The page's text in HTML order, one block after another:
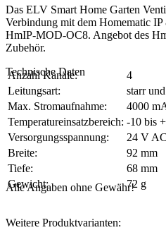
Das ELV Smart Home Garten
Verbindung mit dem Homematic
HmIP-MOD-OC8. Angebot des
Zubehör.
Technische Daten
Anzahl Kanäle:
4
Leitungsart:
starr
Max. Stromaufnahme:
4000
Temperatureinsatzbereich: -10 bis
Versorgungsspannung:
24 V AC
Breite:
92 mm
Tiefe:
68 mm
Gewicht:
72 g
Alle Angaben ohne Gewähr!
Weitere Produktvarianten: